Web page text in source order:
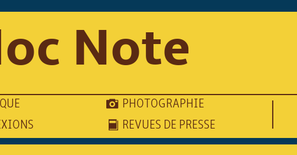
Note
PHOTOGRAPHIE
REVUES DE PRESSE